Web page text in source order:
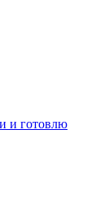
и готовлю